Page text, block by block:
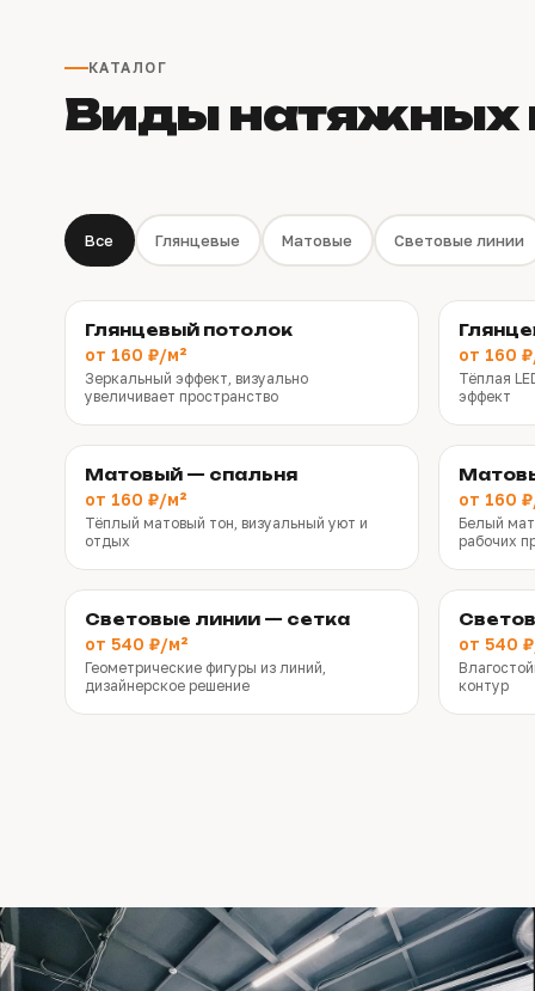
КАТАЛОГ
Виды натяжных
Все Глянцевые Матовые Световые линии
Глянцевый потолок
от 160 ₽/м²
Зеркальный эффект, визуально
увеличивает пространство
от 160
Тёплая
эффект
Матовый — спальня
от 160 ₽/м²
Тёплый матовый тон, визуальный уют и
отдых
от 160
Белый
рабочих
Световые линии — сетка
от 540 ₽/м²
Геометрические фигуры из линий,
дизайнерское решение
от 540
контур